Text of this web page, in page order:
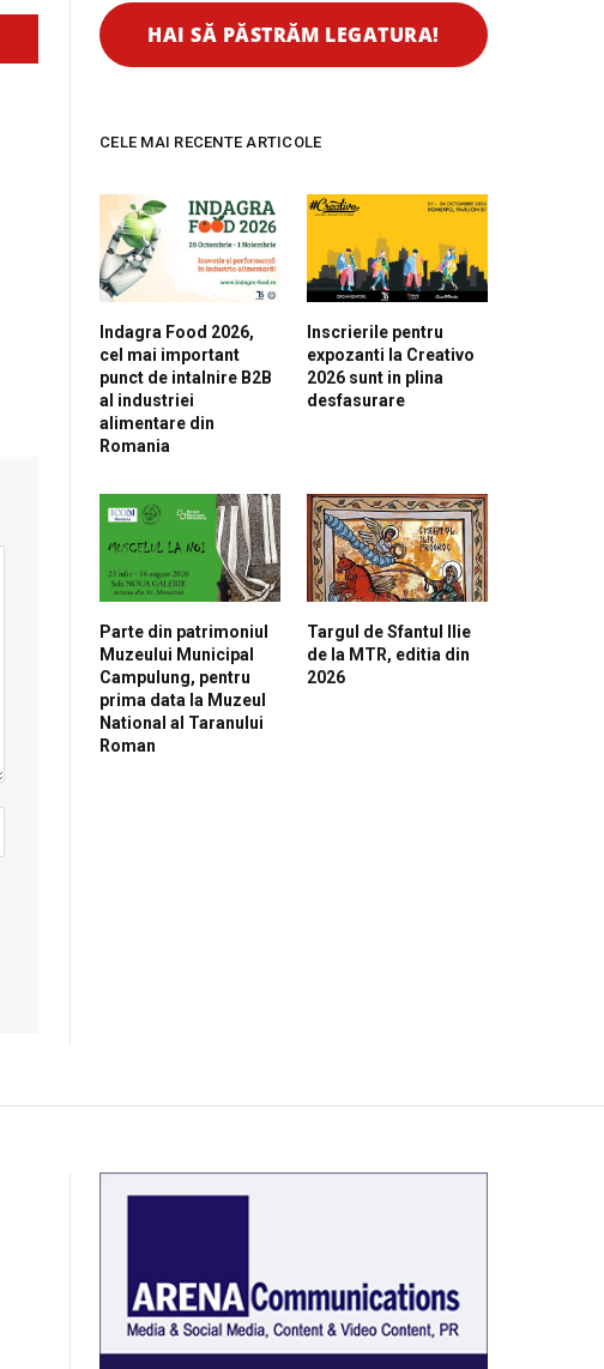
CELE MAI RECENTE ARTICOLE
Indagra Food 2026,
cel mai important
punct de intalnire B2B
al industriei
alimentare din
Romania
Inscrierile pentru
expozanti la Creativo
2026 sunt in plina
desfasurare
Parte din patrimoniul
Muzeului Municipal
Campulung, pentru
prima data la Muzeul
National al Taranului
Roman
Targul de Sfantul Ilie
de la MTR, editia din
2026